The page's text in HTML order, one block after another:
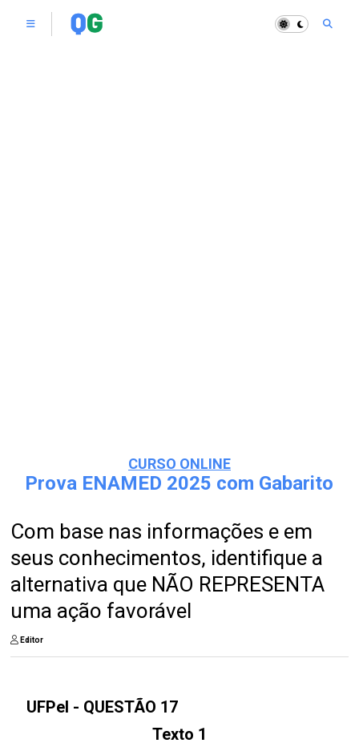
CURSO ONLINE
Prova ENAMED 2025 com Gabarito
Com base nas informações e em
seus conhecimentos, identifique a
alternativa que NÃO REPRESENTA
uma ação favorável
Editor
UFPel - QUESTÃO 17
Texto 1